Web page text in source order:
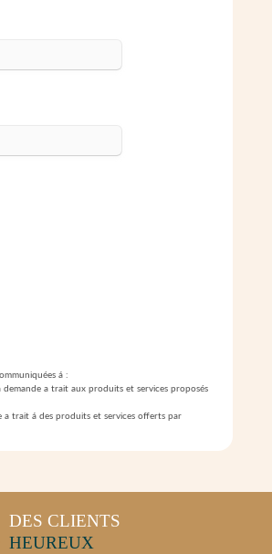
á :
a trait aux produits et services proposés
a trait á des produits et services offerts par
DES CLIENTS
HEUREUX